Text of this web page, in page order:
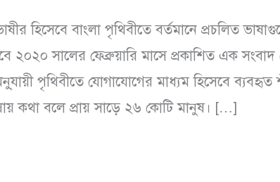
হিসেবে বাংলা পৃথিবীতে বর্তমানে প্রচলিত
২০২০ সালের ফেব্রুয়ারি মাসে প্রকাশিত এক সংবাদ
পৃথিবীতে যোগাযোগের মাধ্যম হিসেবে ব্যবহৃত
কথা বলে প্রায় সাড়ে ২৬ কোটি মানুষ। […]